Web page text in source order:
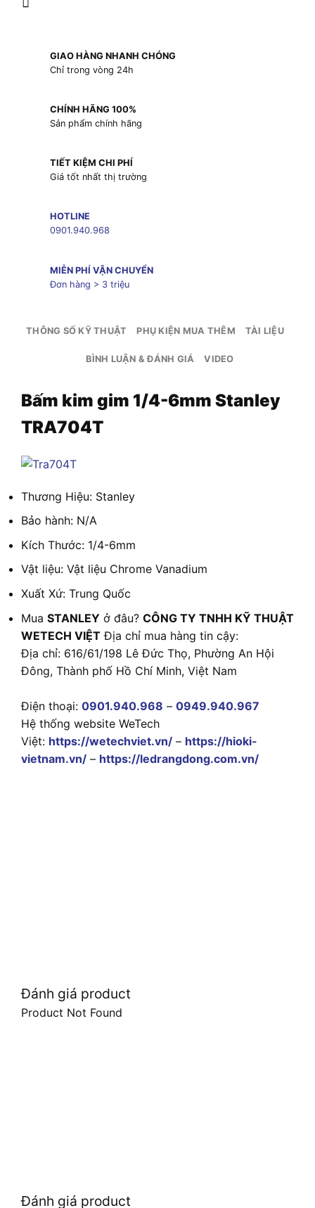
GIAO HÀNG NHANH CHÓNG
Chỉ trong vòng 24h
CHÍNH HÃNG 100%
Sản phẩm chính hãng
TIẾT KIỆM CHI PHÍ
Giá tốt nhất thị trường
HOTLINE
0901.940.968
MIỄN PHÍ VẬN CHUYỂN
Đơn hàng > 3 triệu
THÔNG SỐ KỸ THUẬT PHỤ KIỆN MUA THÊM TÀI LIỆU
BÌNH LUẬN & ĐÁNH GIÁ VIDEO
Bấm kim gim 1/4-6mm Stanley
TRA704T
Thương Hiệu: Stanley
Bảo hành: N/A
Kích Thước: 1/4-6mm
Vật liệu: Vật liệu Chrome Vanadium
Xuất Xứ: Trung Quốc
Mua STANLEY ở đâu? CÔNG TY TNHH KỸ THUẬT
WETECH VIỆT Địa chỉ mua hàng tin cậy:
Địa chỉ: 616/61/198 Lê Đức Thọ, Phường An Hội
Đông, Thành phố Hồ Chí Minh, Việt Nam
Điện thoại: 0901.940.968 – 0949.940.967
Hệ thống website WeTech
Việt: https://wetechviet.vn/ – https://hioki-
vietnam.vn/ – https://ledrangdong.com.vn/
Đánh giá product
Product Not Found
Đánh giá product